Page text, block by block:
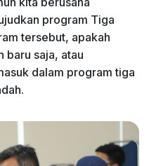
program Tiga
tersebut, apakah
baru saja, atau
dalam program tiga